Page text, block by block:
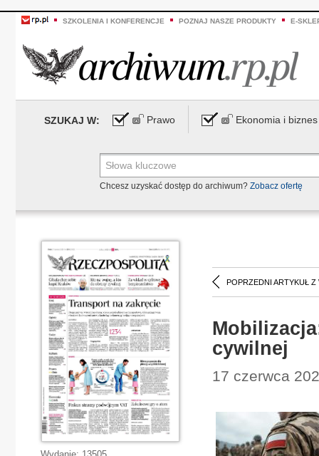
SZKOLENIA I KONFERENCJE POZNAJ NASZE PRODUKTY E-
SZUKAJ W: Prawo Ekonomia i biznes
Chcesz uzyskać dostęp do archiwum? Zobacz ofertę
POPRZEDNI ARTYKUŁ Z
cywilnej
17 czerwca